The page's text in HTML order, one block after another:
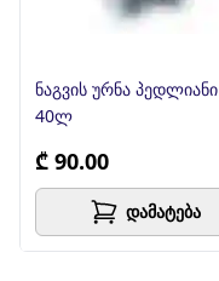
ნაგვის ურნა პედლიანი
40ლ
₾ 90.00
დამატება